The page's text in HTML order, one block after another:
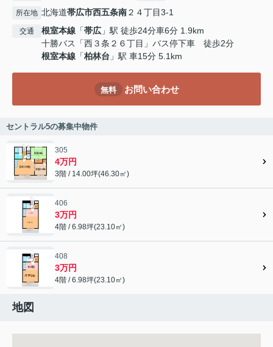
所在地 北海道帯広市西五条南２４丁目3-1
交通 根室本線 「帯広 」駅 徒歩24分車6分 1.9km
十勝バス「西３条２６丁目」バス停下車 徒歩2分
根室本線 「柏林台 」駅 車15分 5.1km
無料 お問い合わせ
セントラル5の募集中物件
305
4万円
3階 / 14.00坪(46.30㎡)
406
3万円
4階 / 6.98坪(23.10㎡)
408
3万円
4階 / 6.98坪(23.10㎡)
地図